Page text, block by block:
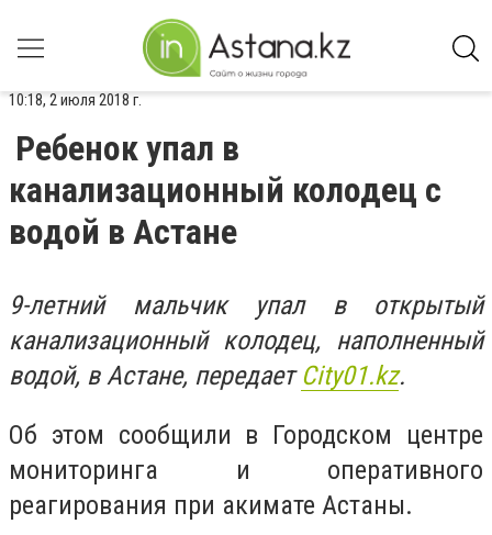
10:18, 2 июля 2018 г.
Ребенок упал в
канализационный колодец с
водой в Астане
9-летний мальчик упал в открытый
канализационный колодец, наполненный
водой, в Астане, передаетСity01.kz.
Об этом сообщили в Городском центре
мониторинга и оперативного
реагирования при акимате Астаны.